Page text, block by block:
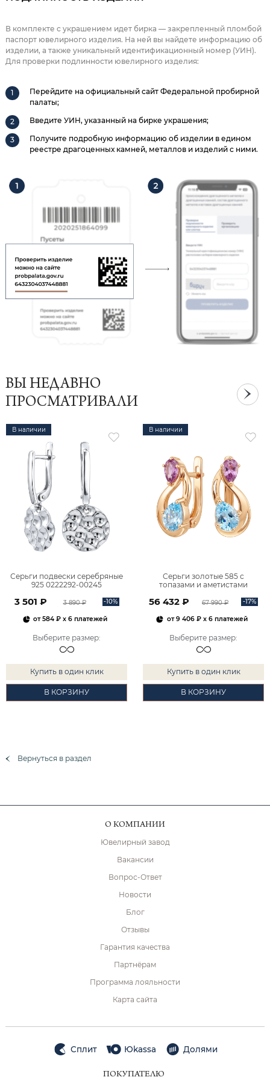
В комплекте с украшением идет бирка — закрепленный пломбой
паспорт ювелирного изделия. На ней вы найдете информацию об
изделии, а также уникальный идентификационный номер (УИН).
Для проверки подлинности ювелирного изделия:
Перейдите на официальный сайт Федеральной пробирной
палаты;
Введите УИН, указанный на бирке украшения;
Получите подробную информацию об изделии в едином
реестре драгоценных камней, металлов и изделий с ними.
ВЫ НЕДАВНО
ПРОСМАТРИВАЛИ
В наличии
Серьги подвески серебряные
925 0222292-00245
3 501 ₽ 3 890 ₽ -10%
от584 ₽ x 6 платежей
Выберите размер:
Купить в один клик
В КОРЗИНУ
В наличии
Серьги золотые 585 с
топазами и аметистами
56 432 ₽ 67 990 ₽ -17%
от9 406 ₽x 6 платежей
Выберите размер:
Купить в один клик
В КОРЗИНУ
Вернуться в раздел
О КОМПАНИИ
Ювелирный завод
Вакансии
Вопрос-Ответ
Новости
Блог
Отзывы
Гарантия качества
Партнёрам
Программа лояльности
Карта сайта
Сплит Юkassa Долями
ПОКУПАТЕЛЮ